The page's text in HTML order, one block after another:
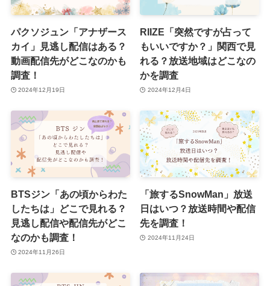
パクソジュン「アナザース
カイ」見逃し配信はある？
動画配信先がどこなのかも
調査！
2024年12月19日
RIIZE「突然ですが占って
もいいですか？」関西で見
れる？放送地域はどこなの
かを調査
2024年12月4日
BTSジン「あの頃からわた
したちは」どこで見れる？
見逃し配信や配信先がどこ
なのかも調査！
2024年11月26日
「旅するSnowMan」放送
日はいつ？放送時間や配信
先を調査！
2024年11月24日